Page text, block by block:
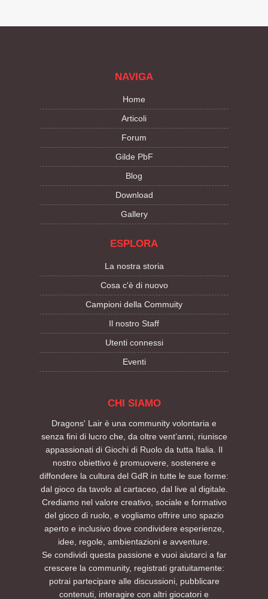
NAVIGA
Home
Articoli
Forum
Gilde PbF
Blog
Download
Gallery
ESPLORA
La nostra storia
Cosa c'è di nuovo
Campioni della Commuity
Il nostro Staff
Utenti connessi
Eventi
CHI SIAMO
Dragons' Lair è una community volontaria e
senza fini di lucro che, da oltre vent’anni, riunisce
appassionati di Giochi di Ruolo da tutta Italia. Il
nostro obiettivo è promuovere, sostenere e
diffondere la cultura del GdR in tutte le sue forme:
dal gioco da tavolo al cartaceo, dal live al digitale.
Crediamo nel valore creativo, sociale e formativo
del gioco di ruolo, e vogliamo offrire uno spazio
aperto e inclusivo dove condividere esperienze,
idee, regole, ambientazioni e avventure.
Se condividi questa passione e vuoi aiutarci a far
crescere la community, registrati gratuitamente:
potrai partecipare alle discussioni, pubblicare
contenuti, interagire con altri giocatori e